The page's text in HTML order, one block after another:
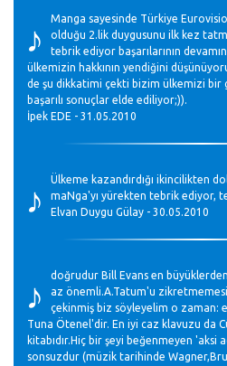
♪
Manga sayesinde Türkiye
olduğu 2.lik duygusunu ilk kez
tebrik ediyor başarılarının
ülkemizin hakkının yendiğini
de şu dikkatimi çekti bizim ülkemizi bir
başarılı sonuçlar elde ediliyor;)).
İpek EDE - 31.05.2010
♪
Ülkeme kazandırdığı ikincilikten
maNga'yı yürekten tebrik ediyor,
Elvan Duygu Gülay - 30.05.2010
♪
doğrudur Bill Evans en
az önemli.A.Tatum'u
çekinmiş biz söyleyelim o zaman:
Tuna Ötenel'dir. En iyi caz klavuzu da
kitabıdır.Hiç bir şeyi beğenmeyen 'aksi
sonsuzdur (müzik tarihinde